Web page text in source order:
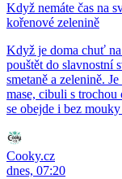
Když nemáte čas na
kořenové zelenině
Když je doma chuť
pouštět do slavnostní
smetaně a zelenině.
mase, cibuli s trochou
se obejde i bez
Cooky.cz
dnes, 07:20